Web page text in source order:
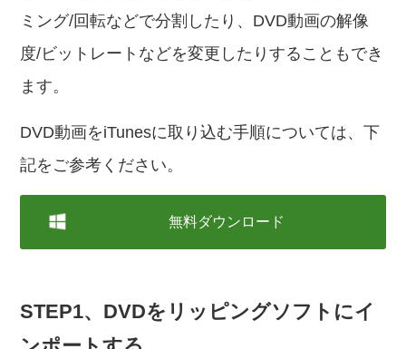
ミング/回転などで分割したり、DVD動画の解像
度/ビットレートなどを変更したりすることもでき
ます。
DVD動画をiTunesに取り込む手順については、下
記をご参考ください。
無料ダウンロード
STEP1、DVDをリッピングソフトにイ